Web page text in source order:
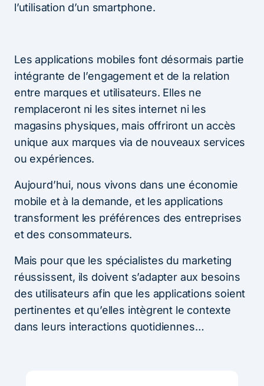
l’utilisation d’un smartphone.
Les applications mobiles font désormais partie
intégrante de l’engagement et de la relation
entre marques et utilisateurs. Elles ne
remplaceront ni les sites internet ni les
magasins physiques, mais offriront un accès
unique aux marques via de nouveaux services
ou expériences.
Aujourd’hui, nous vivons dans une économie
mobile et à la demande, et les applications
transforment les préférences des entreprises
et des consommateurs.
Mais pour que les spécialistes du marketing
réussissent, ils doivent s’adapter aux besoins
des utilisateurs afin que les applications soient
pertinentes et qu’elles intègrent le contexte
dans leurs interactions quotidiennes…